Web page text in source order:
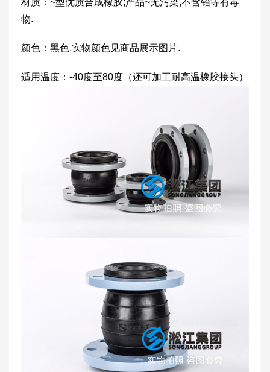
材质：~型优质合成橡胶;产品~无污染,不含铅等有毒
物.
颜色：黑色,实物颜色见商品展示图片.
适用温度：-40度至80度（还可加工耐高温橡胶接头）